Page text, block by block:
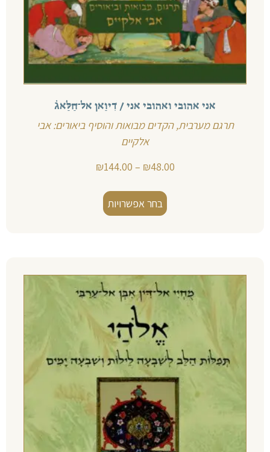
אני אהובי ואהובי אני / דִיוַאן אל־חַלַּאג֗
תרגם מערבית, הקדים מבואות והוסיף ביאורים: אבי
אלקיים
₪48.00
–
₪144.00
בחר אפשרויות